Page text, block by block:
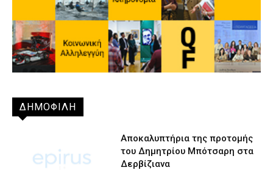
ΔΗΜΟΦΙΛΗ
Αποκαλυπτήρια της προτομής
του Δημητρίου Μπότσαρη στα
Δερβίζιανα